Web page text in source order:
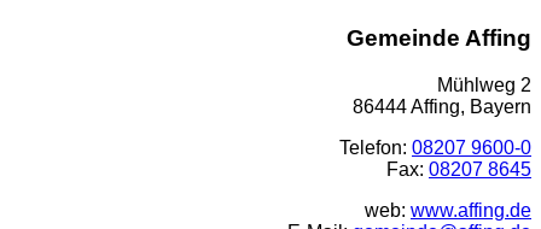
Gemeinde Affing
Mühlweg 2
86444 Affing, Bayern
Telefon: 08207 9600-0
Fax: 08207 8645
web: www.affing.de